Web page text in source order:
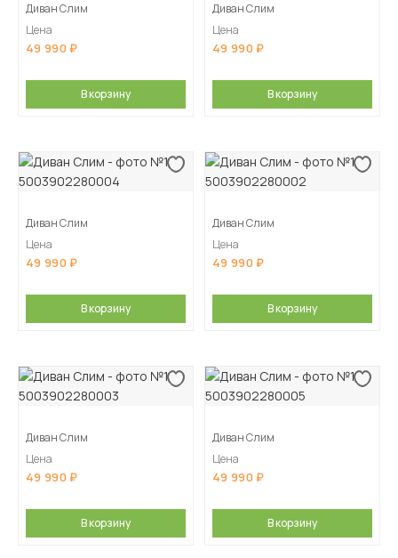
Диван Слим
Цена
49 990
В корзину
Диван Слим
Цена
49 990
В корзину
Диван Слим
Цена
49 990
В корзину
Диван Слим
Цена
49 990
В корзину
Диван Слим
Цена
49 990
В корзину
Диван Слим
Цена
49 990
В корзину